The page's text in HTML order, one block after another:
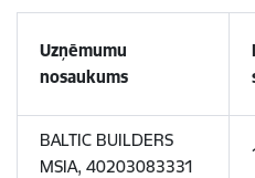
Uzņēmumu
nosaukums
BALTIC BUILDERS
MSIA, 40203083331